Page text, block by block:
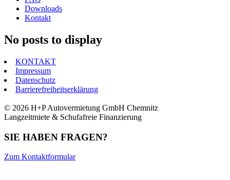
Downloads
Kontakt
No posts to display
KONTAKT
Impressum
Datenschutz
Barrierefreiheitserklärung
© 2026 H+P Autovermietung GmbH Chemnitz
Langzeitmiete & Schufafreie Finanzierung
SIE HABEN FRAGEN?
Zum Kontaktformular